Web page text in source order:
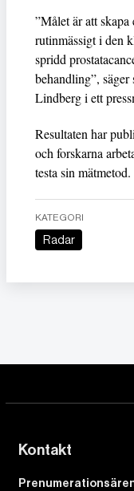
”Målet är att skapa
rutinmässigt i den
spridd
behandling”,
Lindberg i ett
Resultaten har
och forskarna
testa sin mätmetod.
KATEGORI
Radar
Kontakt